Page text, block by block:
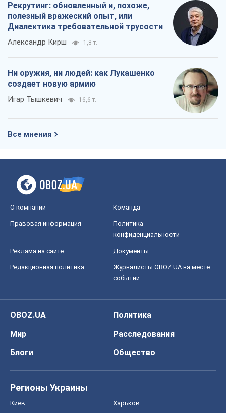
Рекрутинг: обновленный и, похоже,
полезный вражеский опыт, или
Диалектика требовательной трусости
Александр Кирш 1,8 т.
Ни оружия, ни людей: как Лукашенко
создает новую армию
Игар Тышкевич 16,6 т.
Все мнения
О компании Команда
Правовая информация
Политика
конфиденциальности
Реклама на сайте Документы
Редакционная политика
Журналисты OBOZ.UA на месте
событий
OBOZ.UA
Политика
Мир
Расследования
Блоги
Общество
Регионы Украины
Киев Харьков